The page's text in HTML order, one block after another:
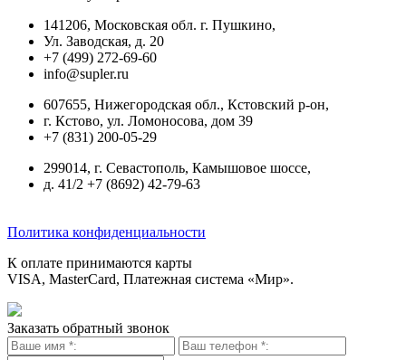
141206, Московская обл. г. Пушкино,
Ул. Заводская, д. 20
+7 (499) 272-69-60
info@supler.ru
607655, Нижегородская обл., Кстовский р-он,
г. Кстово, ул. Ломоносова, дом 39
+7 (831) 200-05-29
299014, г. Севастополь, Камышовое шоссе,
д. 41/2 +7 (8692) 42-79-63
Политика конфиденциальности
К оплате принимаются карты
VISA, MasterCard, Платежная система «Мир».
Заказать обратный звонок